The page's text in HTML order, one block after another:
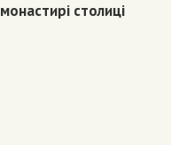
столиці